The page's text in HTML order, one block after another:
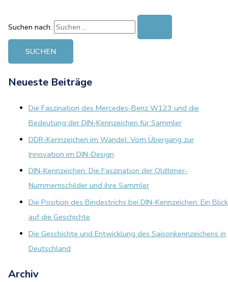
Suchen nach:
Neueste Beiträge
Die Faszination des Mercedes-Benz W123 und die
Bedeutung der DIN-Kennzeichen für Sammler
DDR-Kennzeichen im Wandel: Vom Übergang zur
Innovation im DIN-Design
DIN-Kennzeichen: Die Faszination der Oldtimer-
Nummernschilder und ihre Sammler
Die Position des Bindestrichs bei DIN-Kennzeichen: Ein Blick
auf die Geschichte
Die Geschichte und Entwicklung des Saisonkennzeichens in
Deutschland
Archiv